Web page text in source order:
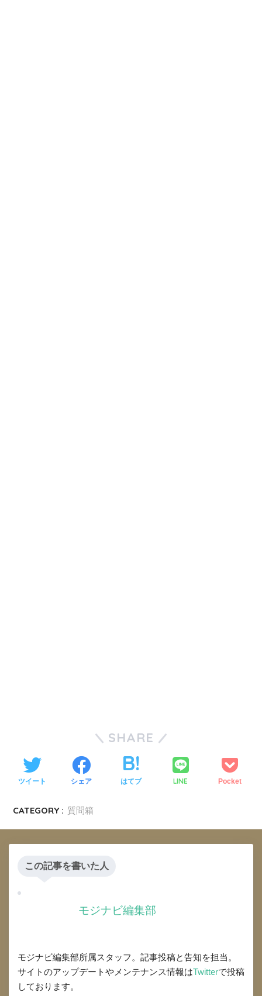
SHARE
ツイート シェア はてブ LINE Pocket
CATEGORY : 質問箱
この記事を書いた人
モジナビ編集部
モジナビ編集部所属スタッフ。記事投稿と告知を担当。
サイトのアップデートやメンテナンス情報はTwitterで投稿
しております。